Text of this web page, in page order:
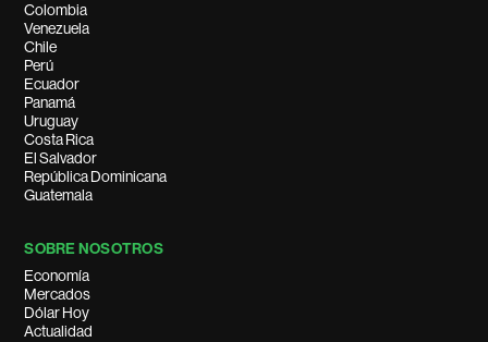
Colombia
Venezuela
Chile
Perú
Ecuador
Panamá
Uruguay
Costa Rica
El Salvador
República Dominicana
Guatemala
SOBRE NOSOTROS
Economía
Mercados
Dólar Hoy
Actualidad